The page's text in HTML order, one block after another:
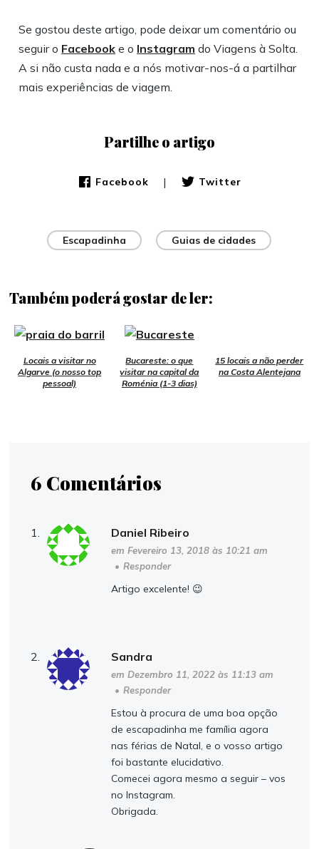
Se gostou deste artigo, pode deixar um comentário ou
seguir o Facebook e o Instagram do Viagens à Solta.
A si não custa nada e a nós motivar-nos-á a partilhar
mais experiências de viagem.
Partilhe o artigo
Facebook | Twitter
Escapadinha Guias de cidades
Também poderá gostar de ler:
Locais a visitar no
Algarve (o nosso top
pessoal)
Bucareste: o que
visitar na capital da
Roménia (1-3 dias)
15 locais a não perder
na Costa Alentejana
6 Comentários
Daniel Ribeiro
em Fevereiro 13, 2018 às 10:21 am
• Responder
Artigo excelente! 😉
Sandra
em Dezembro 11, 2022 às 11:13 am
• Responder
Estou à procura de uma boa opção
de escapadinha me família agora
nas férias de Natal, e o vosso artigo
foi bastante elucidativo.
Comecei agora mesmo a seguir – vos
no Instagram.
Obrigada.